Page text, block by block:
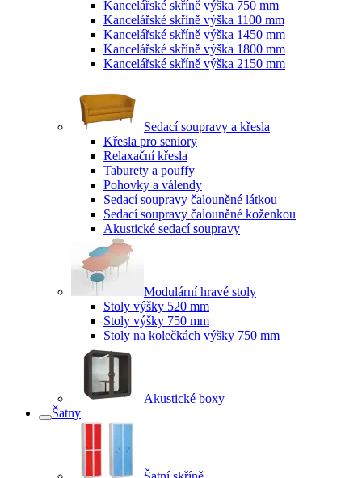
Kancelářské skříně výška 750 mm
Kancelářské skříně výška 1100 mm
Kancelářské skříně výška 1450 mm
Kancelářské skříně výška 1800 mm
Kancelářské skříně výška 2150 mm
Sedací soupravy a křesla
Křesla pro seniory
Relaxační křesla
Taburety a pouffy
Pohovky a válendy
Sedací soupravy čalouněné látkou
Sedací soupravy čalouněné koženkou
Akustické sedací soupravy
Modulární hravé stoly
Stoly výšky 520 mm
Stoly výšky 750 mm
Stoly na kolečkách výšky 750 mm
Akustické boxy
Šatny